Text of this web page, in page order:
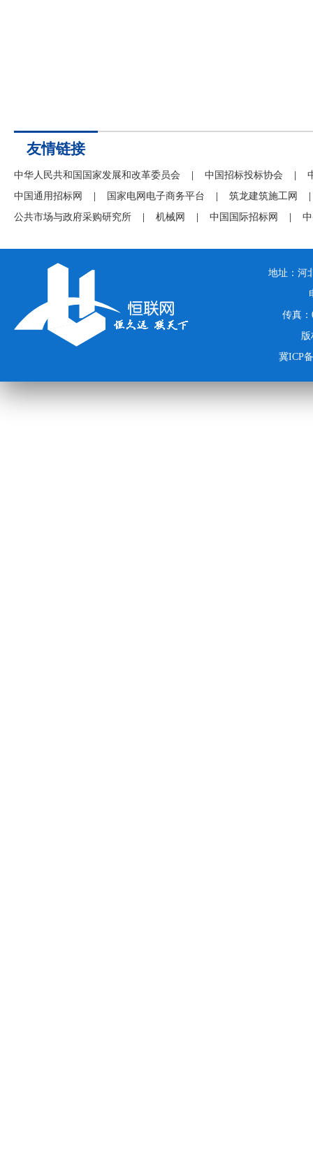
友情链接
中华人民共和国国家发展和改革委员会 中国招标投标协会
中国通用招标网
国家电网电子商务平台 筑龙建筑施工网
公共市场与政府采购研究所
机械网 中国国际招标网
地址：河
传真
冀ICP